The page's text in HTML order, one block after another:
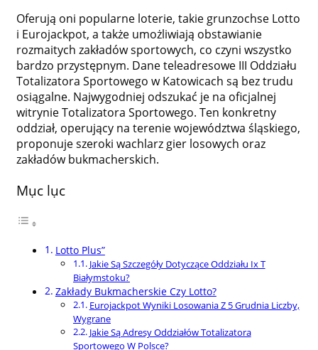
Oferują oni popularne loterie, takie grunzochse Lotto
i Eurojackpot, a także umożliwiają obstawianie
rozmaitych zakładów sportowych, co czyni wszystko
bardzo przystępnym. Dane teleadresowe III Oddziału
Totalizatora Sportowego w Katowicach są bez trudu
osiągalne. Najwygodniej odszukać je na oficjalnej
witrynie Totalizatora Sportowego. Ten konkretny
oddział, operujący na terenie województwa śląskiego,
proponuje szeroki wachlarz gier losowych oraz
zakładów bukmacherskich.
Mục lục
Lotto Plus”
Jakie Są Szczegóły Dotyczące Oddziału Ix T
Białymstoku?
Zakłady Bukmacherskie Czy Lotto?
Eurojackpot Wyniki Losowania Z 5 Grudnia Liczby,
Wygrane
Jakie Są Adresy Oddziałów Totalizatora
Sportowego W Polsce?